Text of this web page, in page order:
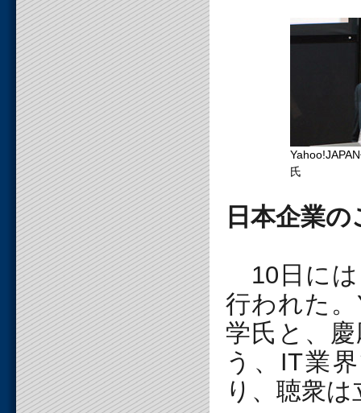
氏
日本企業
10日には
行われた
学氏と、
う、IT業
り、聴衆